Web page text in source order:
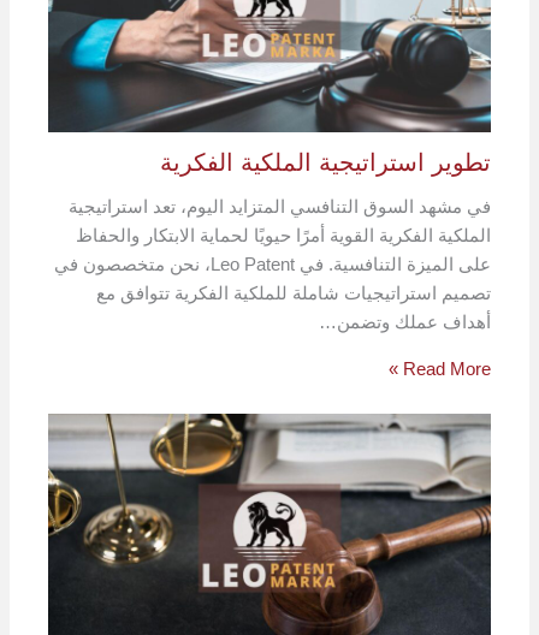
تطوير استراتيجية الملكية الفكرية
في مشهد السوق التنافسي المتزايد اليوم، تعد استراتيجية
الملكية الفكرية القوية أمرًا حيويًا لحماية الابتكار والحفاظ
على الميزة التنافسية. في Leo Patent، نحن متخصصون في
تصميم استراتيجيات شاملة للملكية الفكرية تتوافق مع
أهداف عملك وتضمن…
Read More »